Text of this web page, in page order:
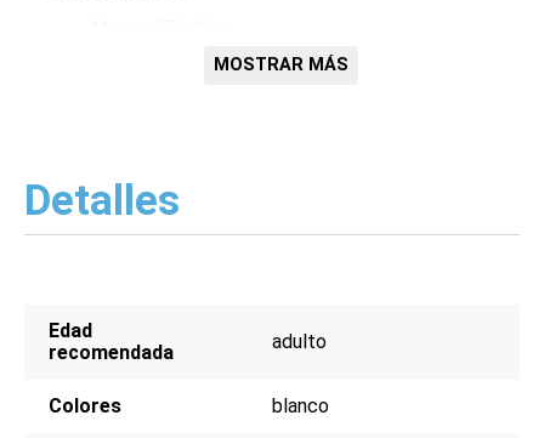
usar secadora ni limpieza en seco.
MOSTRAR MÁS
Detalles
Edad
recomendada
adulto
Colores blanco